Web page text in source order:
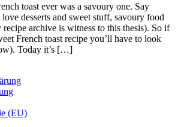
toast ever was a savoury one. Say
desserts and sweet stuff, savoury food
archive is witness to this thesis). So if
French toast recipe you’ll have to look
Today it’s […]
(EU)